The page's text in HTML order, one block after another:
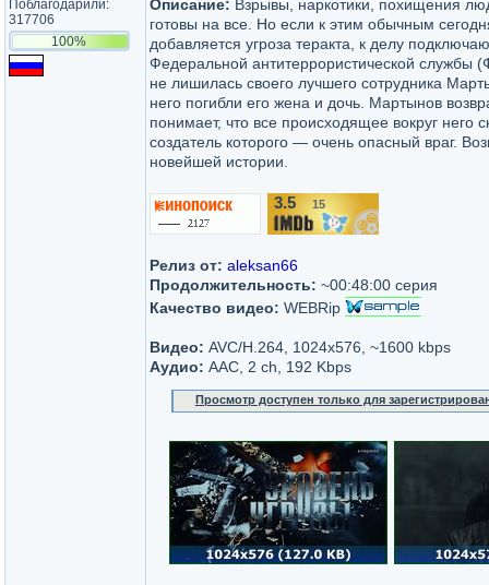
Поблагодарили:
317706
100%
Описание: Взрывы, наркотики, похищения
готовы на все. Но если к этим обычным
добавляется угроза теракта, к делу
Федеральной антитеррористической службы
не лишилась своего лучшего сотрудника
него погибли его жена и дочь. Мартынов
понимает, что все происходящее вокруг него
создатель которого — очень опасный враг.
новейшей истории.
3.5 15
Релиз от: aleksan66
Продолжительность: ~00:48:00 серия
Качество видео: WEBRip
Видео: AVC/H.264, 1024х576, ~1600 kbps
Аудио: AAC, 2 ch, 192 Kbps
Просмотр доступен только для